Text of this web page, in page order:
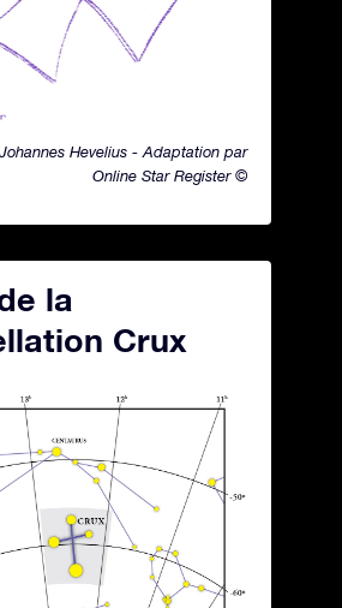
Hevelius - Adaptation par
Online Star Register ©
la
Crux